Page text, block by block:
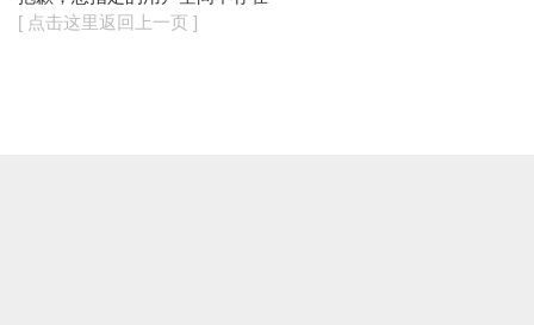
[ 点击这里返回上一页 ]